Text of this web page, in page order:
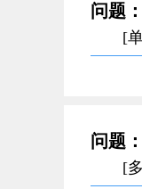
问题：
[
问题：
[